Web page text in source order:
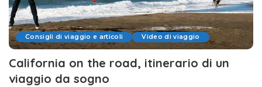
Consigli di viaggio e articoli Video di viaggio
California on the road, itinerario di un
viaggio da sogno